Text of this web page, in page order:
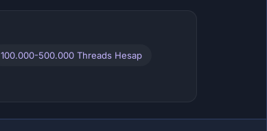
100.000-500.000 Threads Hesap